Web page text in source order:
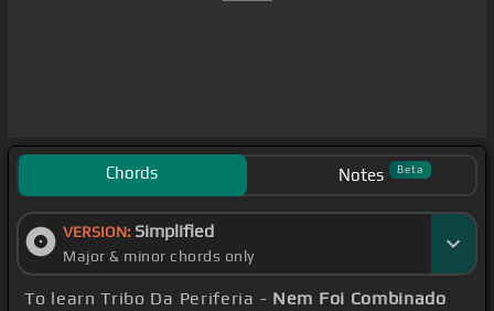
Chords Notes Beta
VERSION: Simplified
Major & minor chords only
To learn Tribo Da Periferia - Nem Foi Combinado